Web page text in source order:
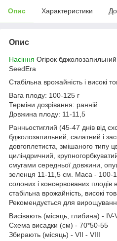
Опис Характеристики
Опис
Насіння Огірок
SeedEra
Стабільна врожайність і високі
Вага плоду: 100-125 г
Терміни дозрівання: ранній
Довжина плоду: 11-11,5
Ранньостиглий (45-47 днів від
бджолозапильний, салатний і
довгоплетиста, змішаного типу
циліндричний,
смугами середньої довжини,
зеленця 11-11,5 см. Маса - 100-
солоних і консервованих плодів
стабільна врожайність, високі
Рекомендується для
Висівають (місяць, глибина) - IV-
Схема висадки (см) - 70*50-55
Збирають (місяць) - VII - VIII